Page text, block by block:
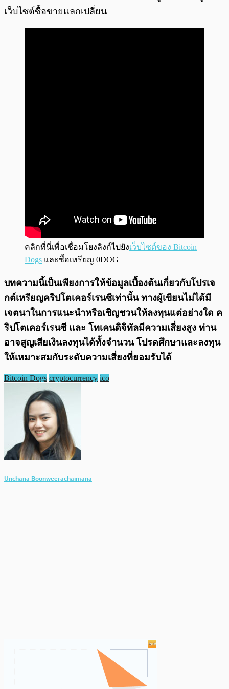
เว็บไซต์ซื้อขายแลกเปลี่ยน
คลิกที่นี่เพื่อเชื่อมโยงลิงก์ไปยังเว็บไซต์ของ Bitcoin
Dogs และซื้อเหรียญ 0DOG
บทความนี้เป็นเพียงการให้ข้อมูลเบื้องต้นเกี่ยวกับโปรเจ
กต์เหรียญคริปโตเคอร์เรนซีเท่านั้น ทางผู้เขียนไม่ได้มี
เจตนาในการแนะนำหรือเชิญชวนให้ลงทุนแต่อย่างใด ค
ริปโตเคอร์เรนซี และ โทเคนดิจิทัลมีความเสี่ยงสูง ท่าน
อาจสูญเสียเงินลงทุนได้ทั้งจํานวน โปรดศึกษาและลงทุน
ให้เหมาะสมกับระดับความเสี่ยงที่ยอมรับได้
Bitcoin Dogs cryptocurrency ico
Unchana Boonweerachaimana